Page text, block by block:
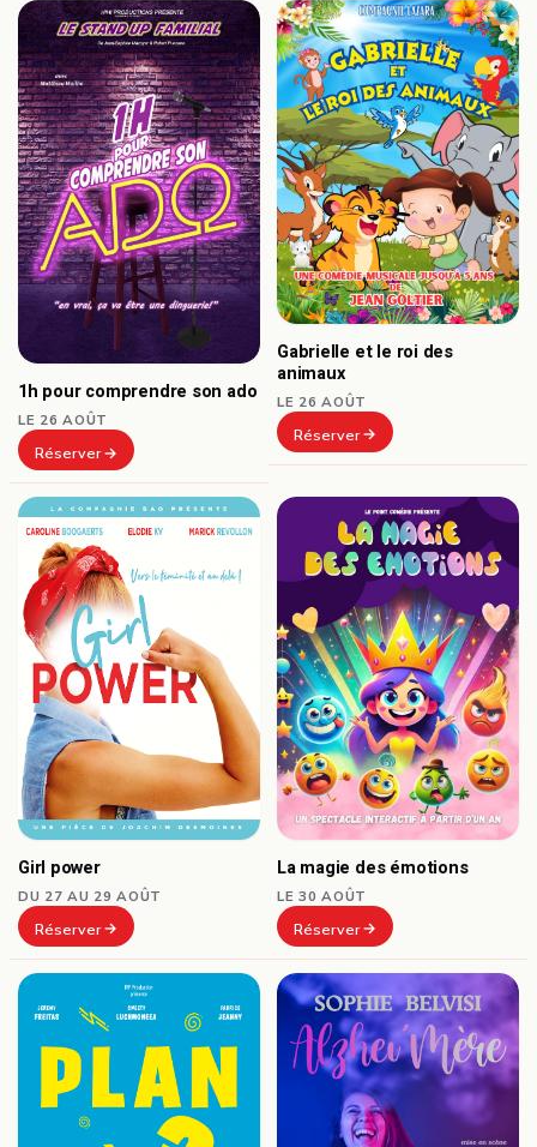
1h pour comprendre son ado
LE 26 AOÛT
Réserver
Gabrielle et le roi des
animaux
LE 26 AOÛT
Réserver
Girl power
DU 27 AU 29 AOÛT
Réserver
La magie des émotions
LE 30 AOÛT
Réserver